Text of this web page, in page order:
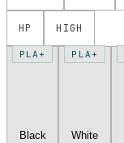
HP HIGH
PLA+
Black
PLA+
White